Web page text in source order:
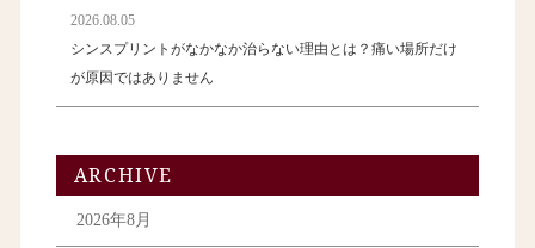
2026.08.05
シンスプリントがなかなか治らない理由とは？痛い場所だけ
が原因ではありません
ARCHIVE
2026年8月